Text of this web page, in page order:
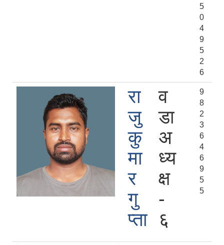
5
0
4
9
5
2
6
रा
जु
कु
मा
र
गु
प्ता
व
डा
अ
ध्य
क्ष
-
६
9
8
2
3
6
4
6
9
5
5